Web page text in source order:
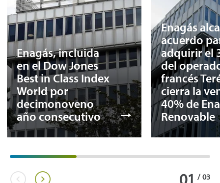
Enagás, incluida
en el Dow Jones
Best in Class Index
World por
decimonoveno
año consecutivo
Enagás
acuerdo
adquirir el
del
francés
cierra la
40% de
Renovable
01 / 03